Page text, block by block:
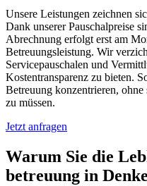
Unsere Leistungen zeichnen
Dank unserer Pauschalpreise
Abrechnung erfolgt erst am
Betreuungsleistung. Wir
Servicepauschalen und
Kostentransparenz zu bieten.
Betreuung konzentrieren,
zu müssen.
Jetzt anfragen
Warum Sie die
betreuung in